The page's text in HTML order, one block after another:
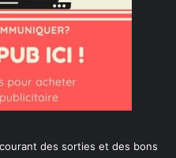
des sorties et des bons